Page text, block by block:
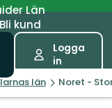
Län
Bli kund
Logga
in
län Noret -